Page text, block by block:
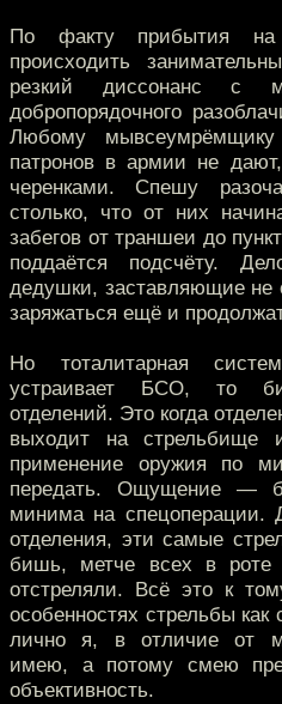
По факту прибытия на
происходить
резкий диссонанс с
добропорядочного
Любому
патронов в армии не
черенками. Спешу
столько, что от них
забегов от траншеи до
поддаётся подсчёту.
дедушки, заставляющие не
заряжаться ещё и
Но тоталитарная
устраивает БСО, то
отделений. Это когда
выходит на стрельбище
применение оружия по
передать. Ощущение —
минима на спецоперации.
отделения, эти самые
бишь, метче всех в роте
отстреляли. Всё это к
особенностях стрельбы
лично я, в отличие от
имею, а потому смею
объективность.